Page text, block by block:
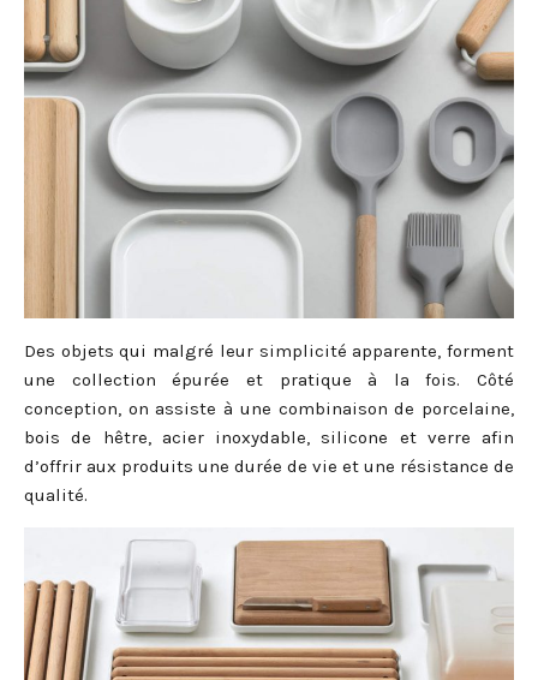
Des objets qui malgré leur simplicité apparente, forment
une collection épurée et pratique à la fois. Côté
conception, on assiste à une combinaison de porcelaine,
bois de hêtre, acier inoxydable, silicone et verre afin
d’offrir aux produits une durée de vie et une résistance de
qualité.